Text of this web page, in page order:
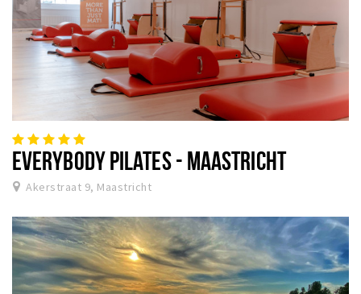
EVERYBODY PILATES - MAASTRICHT
Akerstraat 9, Maastricht